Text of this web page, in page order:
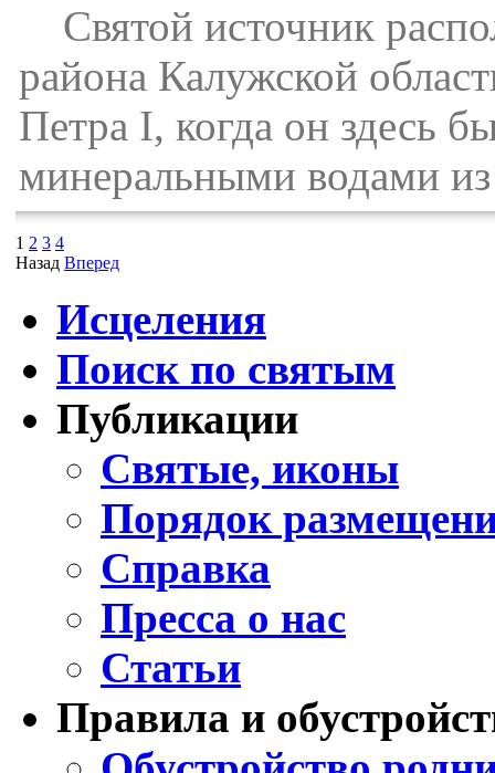
Святой источник
района Калужской
Петра I, когда он здесь
минеральными водами
1 2 3 4
Назад Вперед
Исцеления
Поиск по святым
Публикации
Святые, иконы
Порядок
Справка
Пресса о нас
Статьи
Правила и